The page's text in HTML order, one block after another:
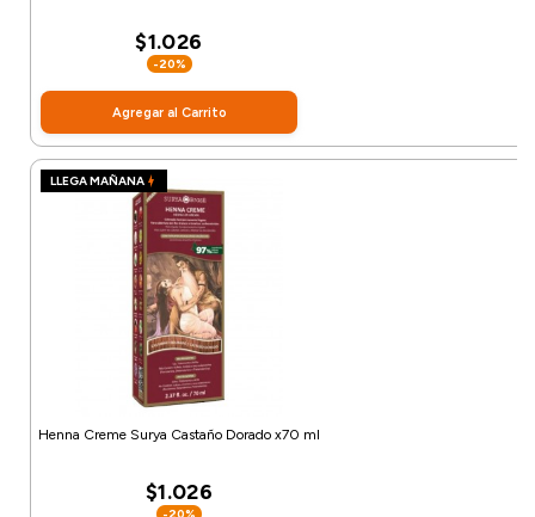
$1.026
-20%
Agregar al Carrito
LLEGA MAÑANA
Henna Creme Surya Castaño Dorado x70 ml
$1.026